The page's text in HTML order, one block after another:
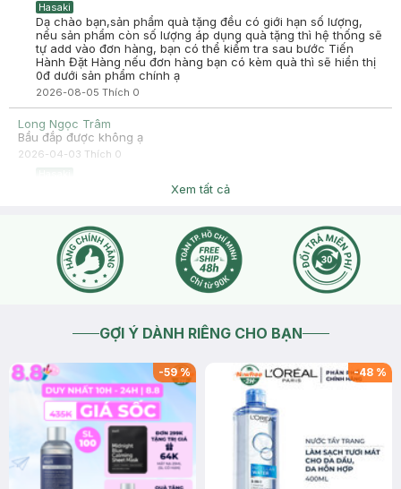
Hasaki
Dạ chào bạn,sản phẩm quà tặng đều có giới hạn số lượng,
nếu sản phẩm còn số lượng áp dụng quà tặng thì hệ thống sẽ
tự add vào đơn hàng, bạn có thể kiểm tra sau bước Tiến
Hành Đặt Hàng nếu đơn hàng bạn có kèm quà thì sẽ hiển thị
0đ dưới sản phẩm chính ạ
2026-08-05 Thích 0
Long Ngọc Trâm
Bầu đắp được không ạ
2026-04-03 Thích 0
Dạ trong giai đoạn mang thai hoặc đang cho con bú, bạn nên
cả mẹ và bé, bạn nên lựa chọn các loại mỹ phẩm chăm sóc
da lành tính cũng như tham khảo ý kiến của các chuyên gia
hoặc bác sĩ trước khi sử dụng nhé.
2026-04-03Thích
Xem tất cả
GỢI Ý DÀNH RIÊNG CHO BẠN
-59% -48 %